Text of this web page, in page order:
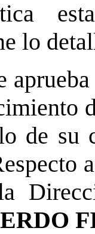
lo
de su